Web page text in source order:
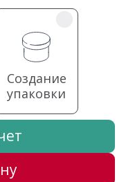
Создание
упаковки